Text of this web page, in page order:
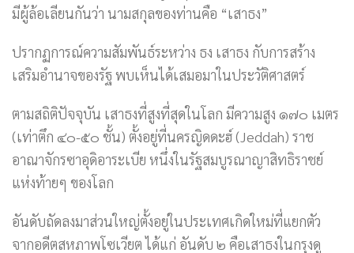
มีผู้ล้อเลียนกันว่า นามสกุลของท่านคือ “เสาธง”
ปรากฏการณ์ความสัมพันธ์ระหว่าง ธง เสาธง กับการสร้าง
เสริมอำนาจของรัฐ พบเห็นได้เสมอมาในประวัติศาสตร์
ตามสถิติปัจจุบัน เสาธงที่สูงที่สุดในโลก มีความสูง ๑๗๐ เมตร
(เท่าตึก ๔๐-๕๐ ชั้น) ตั้งอยู่ที่นครญิดดะฮ์ (Jeddah) ราช
อาณาจักรซาอุดิอาระเบีย หนึ่งในรัฐสมบูรณาญาสิทธิราชย์
แห่งท้ายๆ ของโลก
อันดับถัดลงมาส่วนใหญ่ตั้งอยู่ในประเทศเกิดใหม่ที่แยกตัว
จากอดีตสหภาพโซเวียต ได้แก่ อันดับ ๒ คือเสาธงในกรุงดู